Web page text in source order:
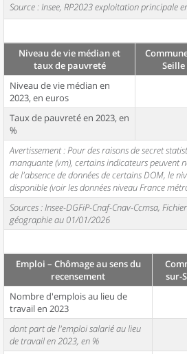
Source : Insee, RP2023 exploitation principale
Niveau de vie médian et
taux de pauvreté
Seille
Niveau de vie médian en
2023, en euros
Taux de pauvreté en 2023, en
%
Avertissement : Pour des raisons de secret
manquante (vm), certains indicateurs peuvent
de l'absence de données de certains DOM, le
disponible (voir les données niveau France
Sources : Insee-DGFiP-Cnaf-Cnav-Ccmsa,
géographie au 01/01/2026
Emploi – Chômage au sens du
recensement
sur-
Nombre d'emplois au lieu de
travail en 2023
dont part de l'emploi salarié au lieu
de travail en 2023, en %